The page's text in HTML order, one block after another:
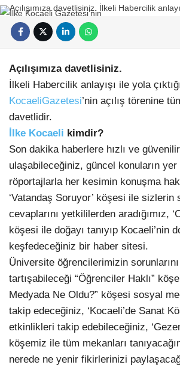
Açılışımıza davetlisiniz.
İlkeli Habercilik anlayışı ile yola
KocaeliGazetesi’nin açılış törenine
davetlidir.
İlke Kocaeli kimdir?
Son dakika haberlere hızlı ve
ulaşabileceğiniz, güncel konuların yer
röportajlarla her kesimin konuşma
‘Vatandaş Soruyor’ köşesi ile sizlerin
cevaplarını yetkililerden aradığımız,
köşesi ile doğayı tanıyıp Kocaeli’nin
keşfedeceğiniz bir haber sitesi.
Üniversite öğrencilerimizin
tartışabileceği “Öğrenciler Haklı”
Medyada Ne Oldu?” köşesi sosyal
takip edeceğiniz, ‘Kocaeli’de Sanat
etkinlikleri takip edebileceğiniz,
köşemiz ile tüm mekanları
nerede ne yenir fikirlerinizi